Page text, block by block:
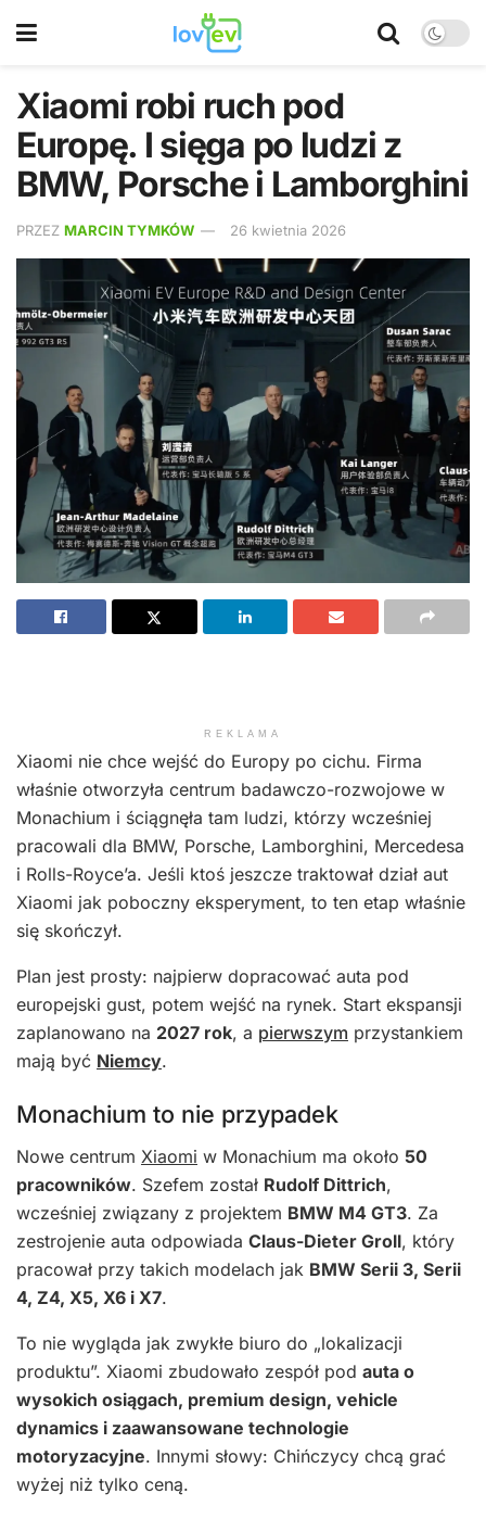
Xiaomi robi ruch pod
Europę. I sięga po ludzi z
BMW, Porsche i Lamborghini
PRZEZ MARCIN TYMKÓW 26 kwietnia 2026
REKLAMA
Xiaomi nie chce wejść do Europy po cichu. Firma
właśnie otworzyła centrum badawczo-rozwojowe w
Monachium i ściągnęła tam ludzi, którzy wcześniej
pracowali dla BMW, Porsche, Lamborghini, Mercedesa
i Rolls-Royce’a. Jeśli ktoś jeszcze traktował dział aut
Xiaomi jak poboczny eksperyment, to ten etap właśnie
się skończył.
Plan jest prosty: najpierw dopracować auta pod
europejski gust, potem wejść na rynek. Start ekspansji
zaplanowano na 2027 rok, a pierwszym przystankiem
mają być Niemcy.
Monachium to nie przypadek
Nowe centrum Xiaomi w Monachium ma około 50
pracowników. Szefem został Rudolf Dittrich,
wcześniej związany z projektem BMW M4 GT3. Za
zestrojenie auta odpowiada Claus-Dieter Groll, który
pracował przy takich modelach jak BMW Serii 3, Serii
4, Z4, X5, X6 i X7.
To nie wygląda jak zwykłe biuro do „lokalizacji
produktu”. Xiaomi zbudowało zespół pod auta o
wysokich osiągach, premium design, vehicle
dynamics i zaawansowane technologie
motoryzacyjne. Innymi słowy: Chińczycy chcą grać
wyżej niż tylko ceną.